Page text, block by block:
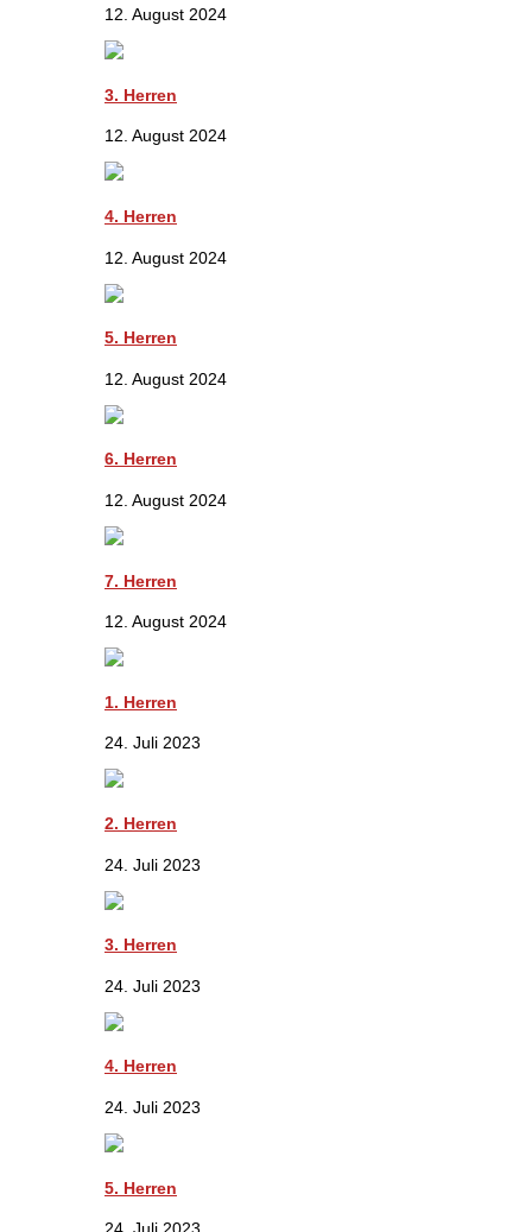
12. August 2024
3. Herren
12. August 2024
4. Herren
12. August 2024
5. Herren
12. August 2024
6. Herren
12. August 2024
7. Herren
12. August 2024
1. Herren
24. Juli 2023
2. Herren
24. Juli 2023
3. Herren
24. Juli 2023
4. Herren
24. Juli 2023
5. Herren